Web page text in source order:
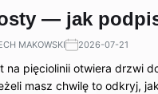
— jak
MAKOWSKI 2026-07-21
na pięciolinii otwiera drzwi
masz chwilę to odkryj,